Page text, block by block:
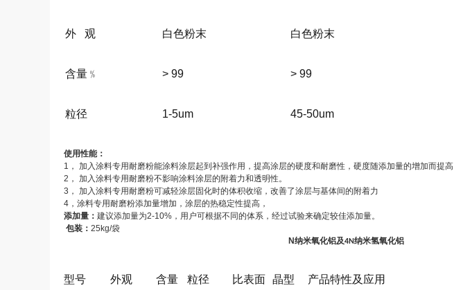
外 观 白色粉末 白色粉末
含量﹪ > 99 > 99
粒径 1-5um 45-50um
使用性能：
1， 加入涂料专用耐磨粉能涂料涂层起到补强作用，提高涂层的硬度和耐磨性，硬度随添加量的增加而提高
2， 加入涂料专用耐磨粉不影响涂料涂层的附着力和透明性。
3， 加入涂料专用耐磨粉可减轻涂层固化时的体积收缩，改善了涂层与基体间的附着力
4，涂料专用耐磨粉添加量增加，涂层的热稳定性提高，
添加量： 建议添加量为2-10%，用户可根据不同的体系，经过试验来确定较佳添加量。
包装： 25kg/袋
N纳米氧化铝及4N纳米氢氧化铝
型号 外观 含量 粒径
比表面 晶型 产品特性及应用